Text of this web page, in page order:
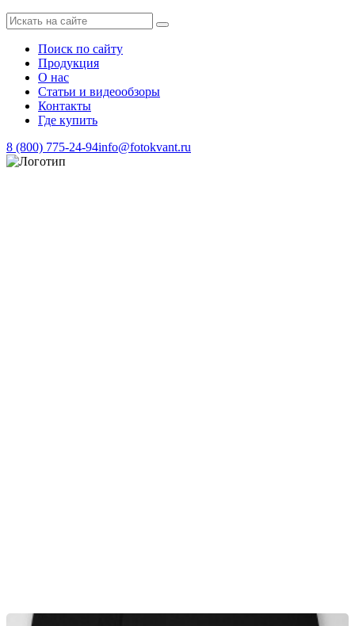
Поиск по сайту
Продукция
О нас
Статьи и видеообзоры
Контакты
Где купить
8 (800) 775-24-94info@fotokvant.ru